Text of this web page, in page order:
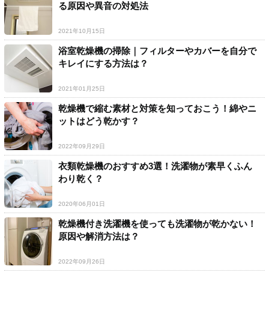
る原因や異音の対処法
2021年10月15日
浴室乾燥機の掃除｜フィルターやカバーを自分で
キレイにする方法は？
2021年01月25日
乾燥機で縮む素材と対策を知っておこう！綿やニ
ットはどう乾かす？
2022年09月29日
衣類乾燥機のおすすめ3選！洗濯物が素早くふん
わり乾く？
2020年06月01日
乾燥機付き洗濯機を使っても洗濯物が乾かない！
原因や解消方法は？
2022年09月26日